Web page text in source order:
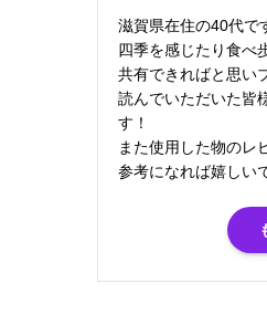
滋賀県在住の40代で
四季を感じたり食べ
共有できればと思い
読んでいただいた皆
す！
また使用した物のレ
参考になれば嬉しい